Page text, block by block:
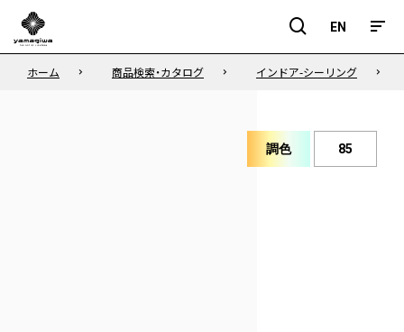
EN
EN
ホーム 商品検索・カタログ インドア-シーリング
調色 演
色
85